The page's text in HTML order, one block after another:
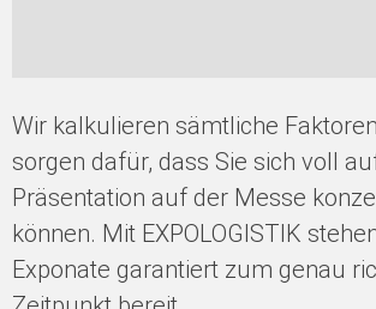
Wir kalkulieren sämtliche
sorgen dafür, dass Sie sich voll
Präsentation auf der Messe
können. Mit EXPOLOGISTIK
Exponate garantiert zum genau